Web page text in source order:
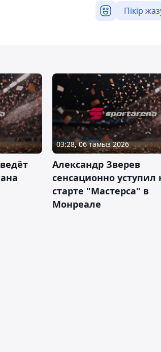
Пікір
03:28, 06 тамыз 2026
Александр Зверев
сенсационно уступил
старте "Мастерса" в
Монреале